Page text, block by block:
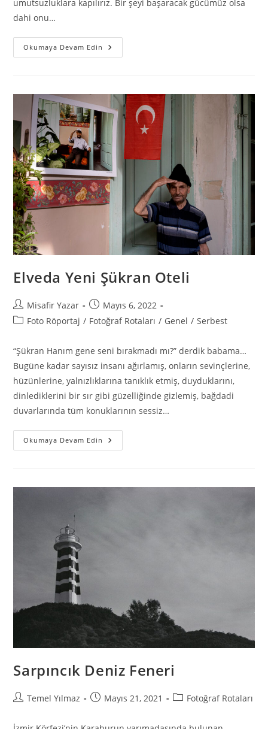
umutsuzluklara kapılırız. Bir şeyi başaracak gücümüz olsa
dahi onu…
Okumaya Devam Edin
Elveda Yeni Şükran Oteli
Misafir Yazar
Mayıs 6, 2022
Foto Röportaj / Fotoğraf Rotaları / Genel / Serbest
“Şükran Hanım gene seni bırakmadı mı?” derdik babama…
Bugüne kadar sayısız insanı ağırlamış, onların sevinçlerine,
hüzünlerine, yalnızlıklarına tanıklık etmiş, duyduklarını,
dinlediklerini bir sır gibi güzelliğinde gizlemiş, bağdadi
duvarlarında tüm konuklarının sessiz…
Okumaya Devam Edin
Sarpıncık Deniz Feneri
Temel Yılmaz Mayıs 21, 2021 Fotoğraf Rotaları